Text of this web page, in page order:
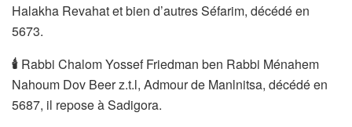
Halakha Revahat et bien d’autres Séfarim, décédé en
5673.
🕯 Rabbi Chalom Yossef Friedman ben Rabbi Ménahem
Nahoum Dov Beer z.t.l, Admour de Manlnitsa, décédé en
5687, il repose à Sadigora.